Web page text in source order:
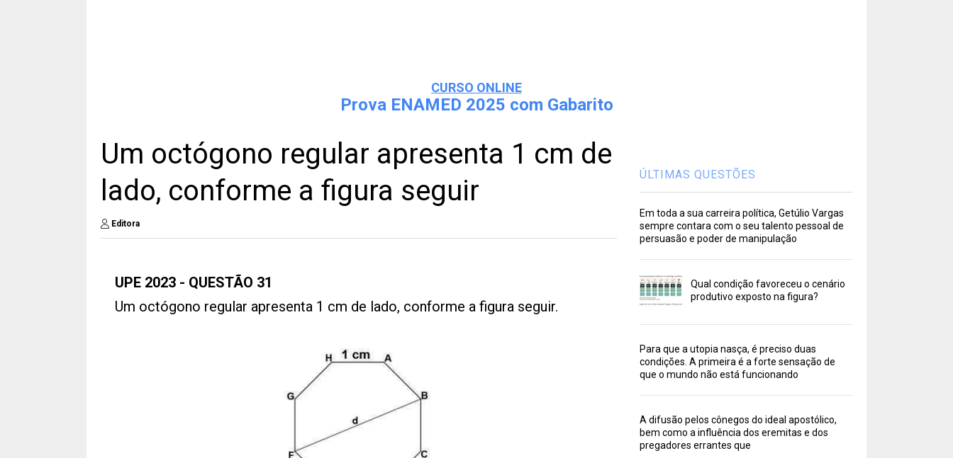
CURSO ONLINE
Prova ENAMED 2025 com Gabarito
Um octógono regular apresenta 1 cm de
lado, conforme a figura seguir
Editora
UPE 2023 - QUESTÃO 31
Um octógono regular apresenta 1 cm de lado, conforme a figura seguir.
ÚLTIMAS QUESTÕES
Em toda a sua carreira política, Getúlio Vargas
sempre contara com o seu talento pessoal de
persuasão e poder de manipulação
Qual condição favoreceu o cenário
produtivo exposto na figura?
Para que a utopia nasça, é preciso duas
condições. A primeira é a forte sensação de
que o mundo não está funcionando
A difusão pelos cônegos do ideal apostólico,
bem como a influência dos eremitas e dos
pregadores errantes que